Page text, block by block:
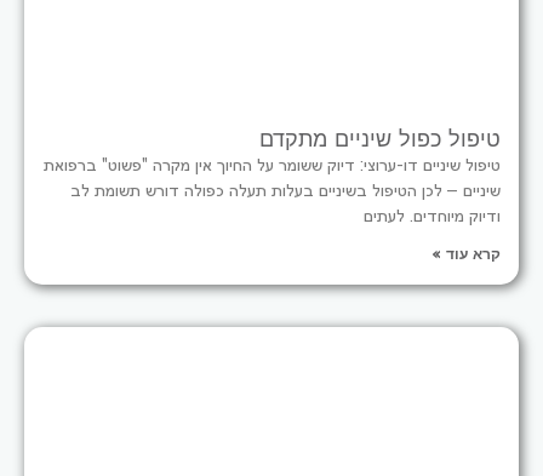
טיפול כפול שיניים מתקדם
טיפול שיניים דו-ערוצי: דיוק ששומר על החיוך אין מקרה "פשוט" ברפואת
שיניים – לכן הטיפול בשיניים בעלות תעלה כפולה דורש תשומת לב
ודיוק מיוחדים. לעתים
קרא עוד »